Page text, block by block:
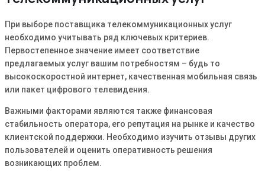
При выборе поставщика телекоммуникационных услуг
необходимо учитывать ряд ключевых критериев.
Первостепенное значение имеет соответствие
предлагаемых услуг вашим потребностям – будь то
высокоскоростной интернет, качественная мобильная связь
или пакет цифрового телевидения.
Важными факторами являются также финансовая
стабильность оператора, его репутация на рынке и качество
клиентской поддержки. Необходимо изучить отзывы других
пользователей и оценить оперативность решения
возникающих проблем.